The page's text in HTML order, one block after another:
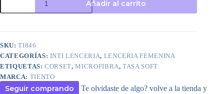
TAZA
DE
Y
ENCAJE
cantidad
Añadir al carrito
SKU:TI846
CATEGORÍAS: INTI LENCERIA, LENCERIA FEMENINA
ETIQUETAS:CORSET,MICROFIBRA,TASA SOFT
MARCA: TIENTO
Seguir comprando
Te olvidaste de algo? volve a la tienda y